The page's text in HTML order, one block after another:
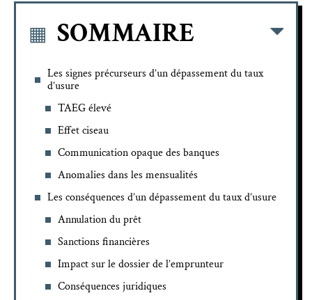
SOMMAIRE
Les signes précurseurs d’un dépassement du taux
d’usure
TAEG élevé
Effet ciseau
Communication opaque des banques
Anomalies dans les mensualités
Les conséquences d’un dépassement du taux d’usure
Annulation du prêt
Sanctions financières
Impact sur le dossier de l’emprunteur
Conséquences juridiques